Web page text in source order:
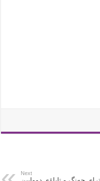
Next